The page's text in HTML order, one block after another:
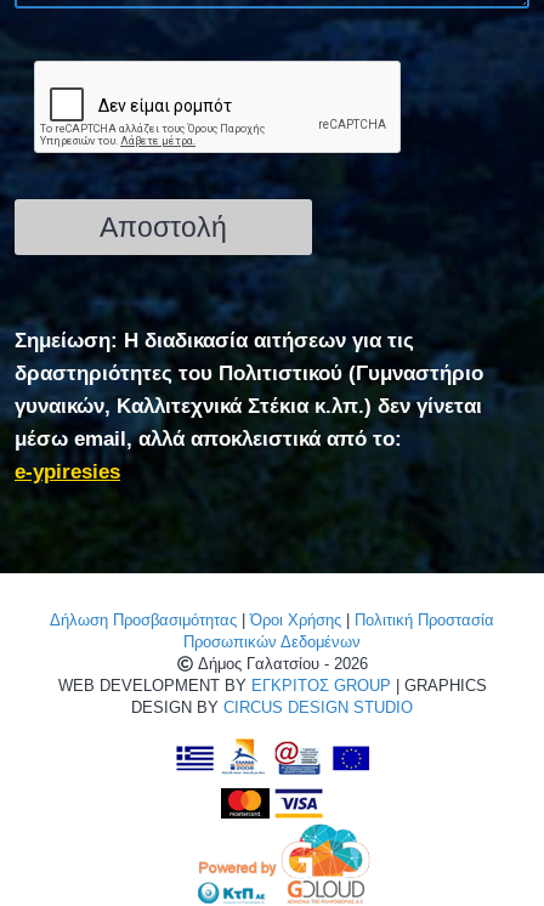
Σημείωση: Η διαδικασία αιτήσεων για τις
δραστηριότητες του Πολιτιστικού (Γυμναστήριο
γυναικών, Καλλιτεχνικά Στέκια κ.λπ.) δεν γίνεται
μέσω email, αλλά αποκλειστικά από το:
e-ypiresies
Δήλωση Προσβασιμότητας |Όροι Χρήσης
Πολιτική Προστασία
Προσωπικών Δεδομένων
Δήμος Γαλατσίου - 2026
WEB DEVELOPMENT BY ΕΓΚΡΙΤΟΣ GROUP | GRAPHICS
DESIGN BY CIRCUS DESIGN STUDIO